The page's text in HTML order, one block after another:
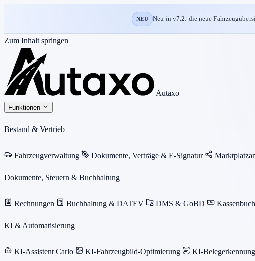
NEU Neu in v7.2: die neue
Zum Inhalt springen
Autaxo
Funktionen
Bestand & Vertrieb
Fahrzeugverwaltung Dokumente, Verträge & E-Signatur
Dokumente, Steuern & Buchhaltung
Rechnungen Buchhaltung & DATEV DMS & GoBD Kassenbuch
KI & Automatisierung
KI-Assistent Carlo KI-Fahrzeugbild-Optimierung
KI-Belegerkennung